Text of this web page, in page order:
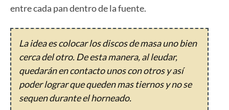
entre cada pan dentro de la fuente.
La idea es colocar los discos de masa uno bien
cerca del otro. De esta manera, al leudar,
quedarán en contacto unos con otros y así
poder lograr que queden mas tiernos y no se
sequen durante el horneado.